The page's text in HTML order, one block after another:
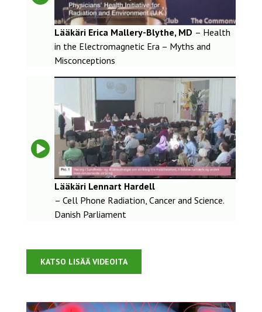
Lääkäri Erica Mallery-Blythe, MD – Health
in the Electromagnetic Era – Myths and
Misconceptions
Lääkäri Lennart Hardell
– Cell Phone Radiation, Cancer and Science.
Danish Parliament
KATSO LISÄÄ VIDEOITA